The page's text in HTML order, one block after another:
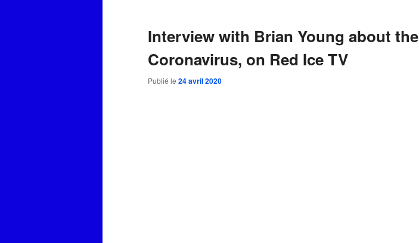
Interview with Brian Young about the
Coronavirus, on Red Ice TV
Publié le 24 avril 2020